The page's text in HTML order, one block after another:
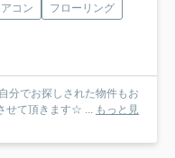
アコン
フローリング
分でお探しされた物件もお
せて頂きます☆ ...
もっと見